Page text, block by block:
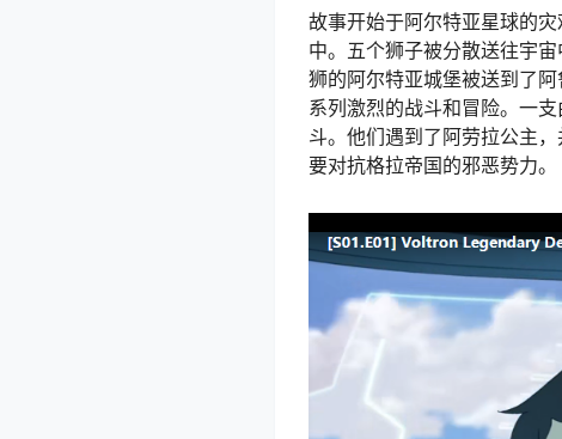
故事开始于阿尔特亚星球的
中。五个狮子被分散送往宇
狮的阿尔特亚城堡被送到了
系列激烈的战斗和冒险。一
斗。他们遇到了阿劳拉公主
要对抗格拉帝国的邪恶势力。